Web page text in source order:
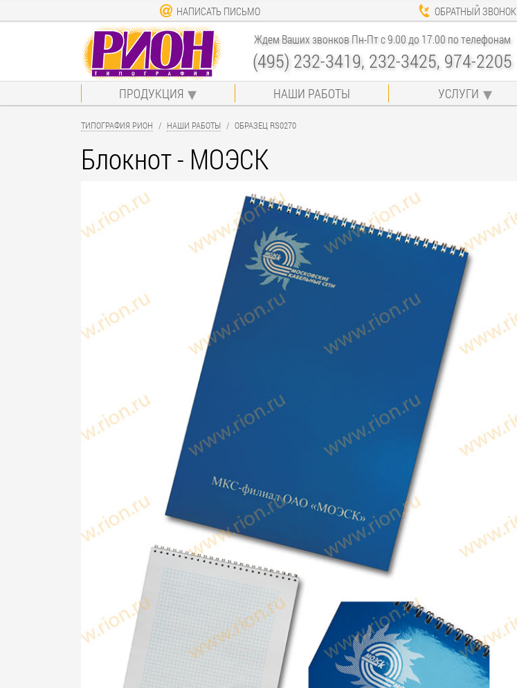
НАПИСАТЬ ПИСЬМО ОБРАТНЫЙ ЗВОНОК
Ждем Ваших звонков Пн-Пт с 9.00 до 17.00 по телефонам
(495) 232-3419, 232-3425, 974-2205
ПРОДУКЦИЯ НАШИ РАБОТЫ УСЛУГИ
ТИПОГРАФИЯ РИОН НАШИ РАБОТЫ ОБРАЗЕЦ RS0270
Блокнот - МОЭСК